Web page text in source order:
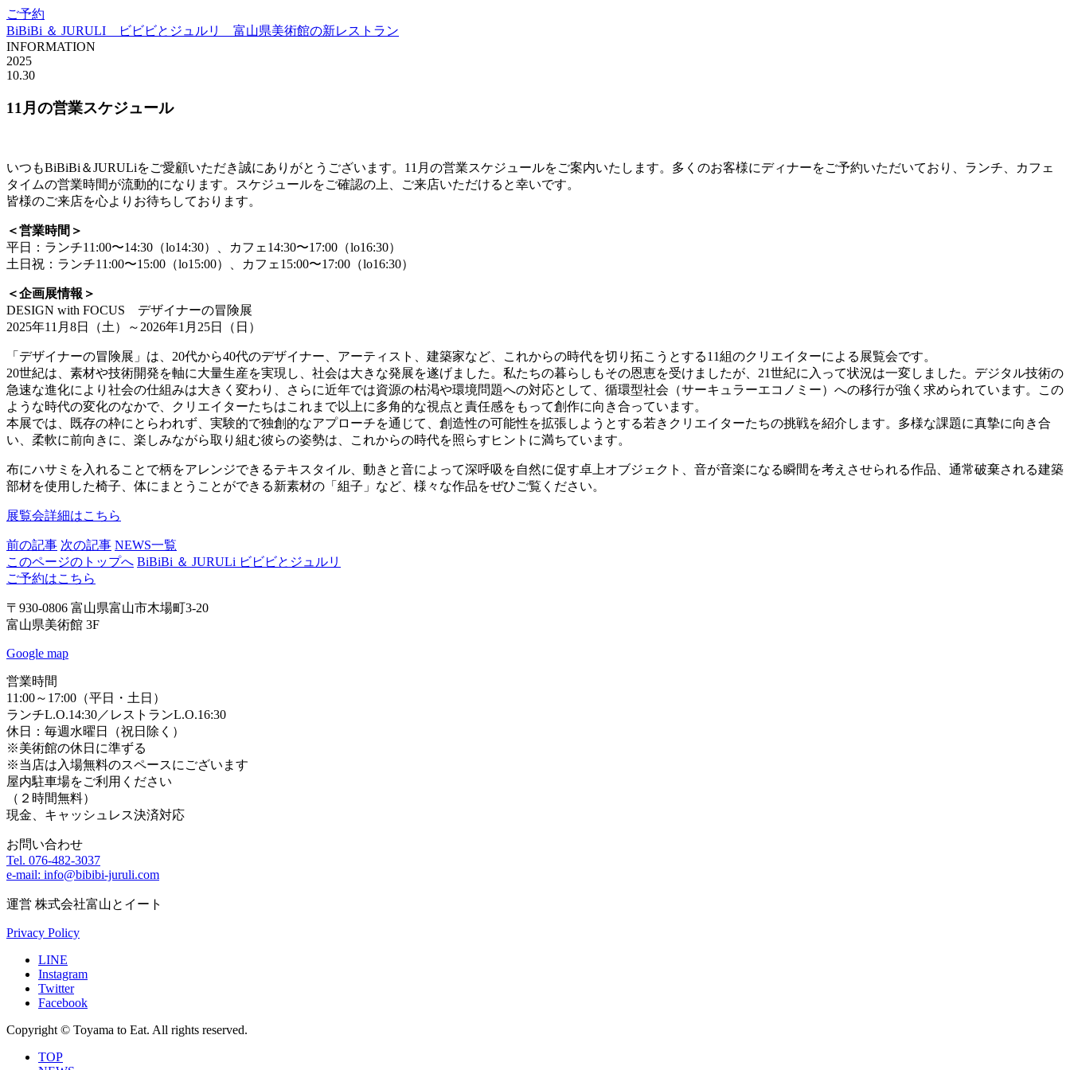
ご予約
BiBiBi ＆ JURULI ビビビとジュルリ 富山県美術館の新レストラン
INFORMATION
2025
10.30
11月の営業スケジュール
いつもBiBiBi＆JURULiをご愛顧いただき誠にありがとうございます。11月の営業スケジュールをご案内いたします。多くのお客様にディナーをご予約いただいており、ランチ、カフェ
タイムの営業時間が流動的になります。スケジュールをご確認の上、ご来店いただけると幸いです。
皆様のご来店を心よりお待ちしております。
＜営業時間＞
平日：ランチ11:00〜14:30（lo14:30）、カフェ14:30〜17:00（lo16:30）
土日祝：ランチ11:00〜15:00（lo15:00）、カフェ15:00〜17:00（lo16:30）
＜企画展情報＞
DESIGN with FOCUS デザイナーの冒険展
2025年11月8日（土）～2026年1月25日（日）
「デザイナーの冒険展」は、20代から40代のデザイナー、アーティスト、建築家など、これからの時代を切り拓こうとする11組のクリエイターによる展覧会です。
20世紀は、素材や技術開発を軸に大量生産を実現し、社会は大きな発展を遂げました。私たちの暮らしもその恩恵を受けましたが、21世紀に入って状況は一変しました。デジタル技術の
急速な進化により社会の仕組みは大きく変わり、さらに近年では資源の枯渇や環境問題への対応として、循環型社会（サーキュラーエコノミー）への移行が強く求められています。この
ような時代の変化のなかで、クリエイターたちはこれまで以上に多角的な視点と責任感をもって創作に向き合っています。
本展では、既存の枠にとらわれず、実験的で独創的なアプローチを通じて、創造性の可能性を拡張しようとする若きクリエイターたちの挑戦を紹介します。多様な課題に真摯に向き合
い、柔軟に前向きに、楽しみながら取り組む彼らの姿勢は、これからの時代を照らすヒントに満ちています。
布にハサミを入れることで柄をアレンジできるテキスタイル、動きと音によって深呼吸を自然に促す卓上オブジェクト、音が音楽になる瞬間を考えさせられる作品、通常破棄される建築
部材を使用した椅子、体にまとうことができる新素材の「組子」など、様々な作品をぜひご覧ください。
展覧会詳細はこちら
前の記事 次の記事 NEWS一覧
このページのトップへ BiBiBi ＆ JURULi ビビビとジュルリ
ご予約はこちら
〒930-0806 富山県富山市木場町3-20
富山県美術館 3F
Google map
営業時間
11:00～17:00（平日・土日）
ランチL.O.14:30／レストランL.O.16:30
休日：毎週水曜日（祝日除く）
※美術館の休日に準ずる
※当店は入場無料のスペースにございます
屋内駐車場をご利用ください
（２時間無料）
現金、キャッシュレス決済対応
お問い合わせ
Tel. 076-482-3037
e-mail: info@bibibi-juruli.com
運営 株式会社富山とイート
Privacy Policy
LINE
Instagram
Twitter
Facebook
Copyright © Toyama to Eat. All rights reserved.
TOP